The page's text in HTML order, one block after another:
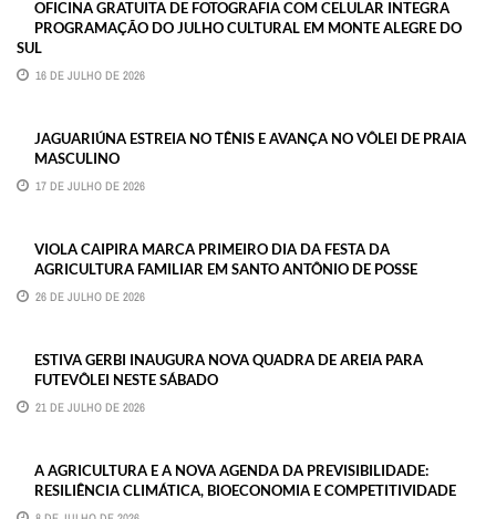
OFICINA GRATUITA DE FOTOGRAFIA COM CELULAR INTEGRA
PROGRAMAÇÃO DO JULHO CULTURAL EM MONTE ALEGRE DO
SUL
16 DE JULHO DE 2026
JAGUARIÚNA ESTREIA NO TÊNIS E AVANÇA NO VÔLEI DE PRAIA
MASCULINO
17 DE JULHO DE 2026
VIOLA CAIPIRA MARCA PRIMEIRO DIA DA FESTA DA
AGRICULTURA FAMILIAR EM SANTO ANTÔNIO DE POSSE
26 DE JULHO DE 2026
ESTIVA GERBI INAUGURA NOVA QUADRA DE AREIA PARA
FUTEVÔLEI NESTE SÁBADO
21 DE JULHO DE 2026
A AGRICULTURA E A NOVA AGENDA DA PREVISIBILIDADE:
RESILIÊNCIA CLIMÁTICA, BIOECONOMIA E COMPETITIVIDADE